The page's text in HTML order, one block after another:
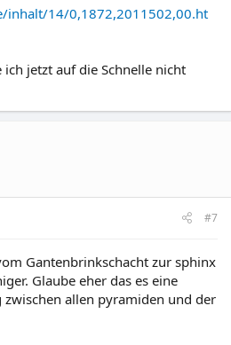
inhalt/14/0,1872,2011502,00.ht
ich jetzt auf die Schnelle nicht
#7
Gantenbrinkschacht zur sphinx
Glaube eher das es eine
allen pyramiden und der